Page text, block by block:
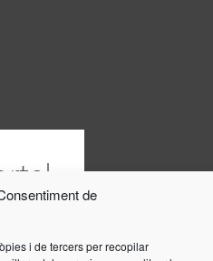
de
i de tercers per recopilar